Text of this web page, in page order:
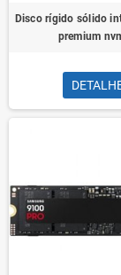
Disco rígido sólido
premium